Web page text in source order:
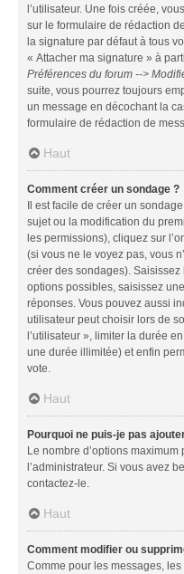
l’utilisateur. Une fois créée,
sur le formulaire de rédaction
la signature par défaut à tous
« Attacher ma signature » à
Préférences du forum -->
suite, vous pourrez toujours
un message en décochant la
formulaire de rédaction de
Haut
Comment créer un sondage ?
Il est facile de créer un
sujet ou la modification du
les permissions), cliquez sur
(si vous ne le voyez pas, vous
créer des sondages).
options possibles, saisissez
réponses. Vous pouvez aussi
utilisateur peut choisir lors de
l’utilisateur », limiter la durée
une durée illimitée) et enfin
vote.
Haut
Pourquoi ne puis-je pas
Le nombre d’options
l’administrateur. Si vous avez
contactez-le.
Haut
Comment modifier ou
Comme pour les messages,